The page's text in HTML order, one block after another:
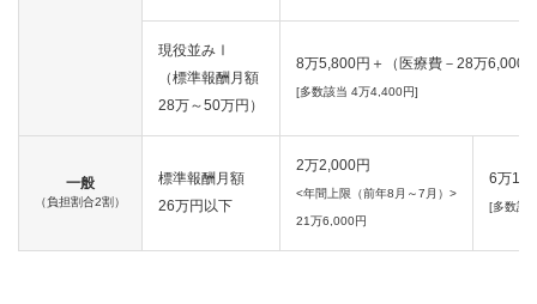
現役並みⅠ
（標準報酬月額
28万～50万円）
8万5,800円＋（医療費－28万6,000
[多数該当 4万4,400円]
一般
（負担割合2割）
標準報酬月額
26万円以下
2万2,000円
<年間上限（前年8月～7月）>
21万6,000円
6万
[多数該